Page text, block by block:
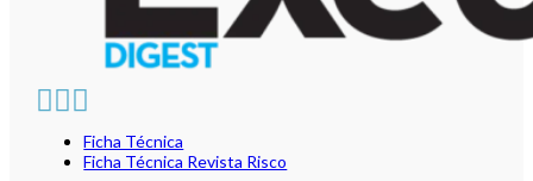
Ficha Técnica
Ficha Técnica Revista Risco